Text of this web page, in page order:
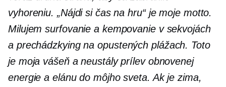
vyhoreniu. „Nájdi si čas na hru“ je moje motto.
Milujem surfovanie a kempovanie v sekvojách
a prechádzkyingna opustených plážach. Toto
je moja vášeň a neustály prílev obnovenej
energie a elánu do môjho sveta. Ak je zima,